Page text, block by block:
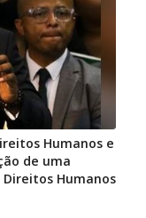
Humanos e
de uma
Direitos Humanos